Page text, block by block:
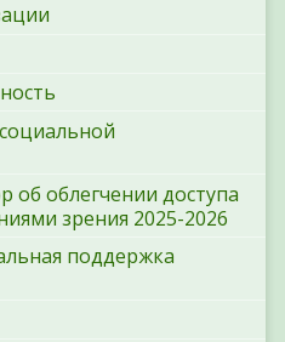
облегчении доступа
зрения 2025-2026
поддержка